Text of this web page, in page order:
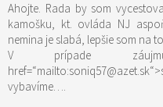
Ahojte. Rada by som
kamošku, kt. ovláda NJ
nemina je slabá, lepšie som na
V prípade
vybavíme….